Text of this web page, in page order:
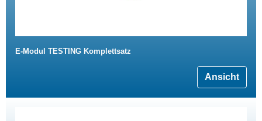
E-Modul TESTING Komplettsatz
Ansicht